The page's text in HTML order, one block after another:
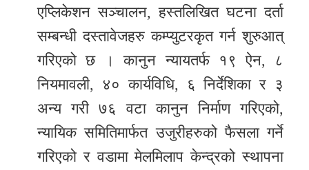
एप्लिकेशन सञ्चालन, हस्तलिखित घटना दर्ता
सम्बन्धी दस्तावेजहरु कम्प्युटरकृत गर्न शुरुआत्
गरिएको छ । कानुन न्यायतर्फ १९ ऐन, ८
नियमावली, ४० कार्यविधि, ६ निर्देशिका र ३
अन्य गरी ७६ वटा कानुन निर्माण गरिएको,
न्यायिक समितिमार्फत उजुरीहरुको फैसला गर्ने
गरिएको र वडामा मेलमिलाप केन्द्रको स्थापना